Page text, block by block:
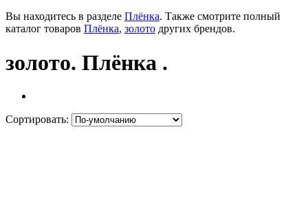
Вы находитесь в разделе Плёнка. Также смотрите полный
каталог товаров Плёнка, золото других брендов.
золото. Плёнка .
Сортировать: